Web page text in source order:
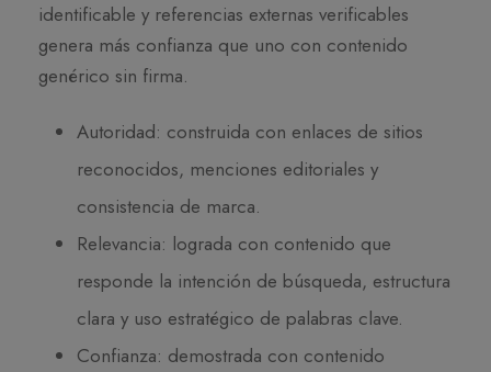
identificable y referencias externas verificables
genera más confianza que uno con contenido
genérico sin firma.
Autoridad: construida con enlaces de sitios
reconocidos, menciones editoriales y
consistencia de marca.
Relevancia: lograda con contenido que
responde la intención de búsqueda, estructura
clara y uso estratégico de palabras clave.
Confianza: demostrada con contenido